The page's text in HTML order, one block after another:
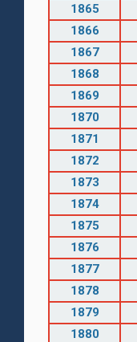
1865
1866
1867
1868
1869
1870
1871
1872
1873
1874
1875
1876
1877
1878
1879
1880